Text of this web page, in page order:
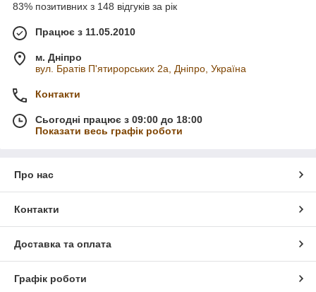
83% позитивних з 148 відгуків за рік
Працює з 11.05.2010
м. Дніпро
вул. Братів П'ятирорських 2а, Дніпро, Україна
Контакти
Сьогодні працює з 09:00 до 18:00
Показати весь графік роботи
Про нас
Контакти
Доставка та оплата
Графік роботи